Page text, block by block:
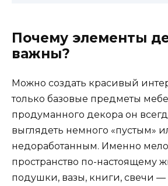
Почему элементы
важны?
Можно создать красивый
только базовые предметы
продуманного декора он
выглядеть немного «пустым»
недоработанным. Именно
пространство по-настоящему
подушки, вазы, книги, свечи —